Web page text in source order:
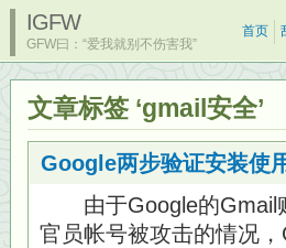
IGFW
GFW曰：“爱我就别不伤害我”
首页
文章标签 ‘gmail安全’
Google两步验证安装使
由于Google的Gmail
官员帐号被攻击的情况